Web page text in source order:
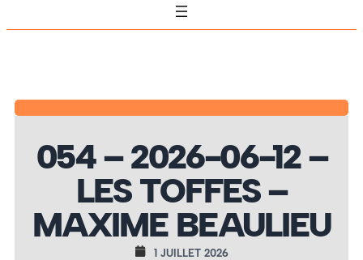
054 – 2026-06-12 –
LES TOFFES –
MAXIME BEAULIEU
1 JUILLET 2026